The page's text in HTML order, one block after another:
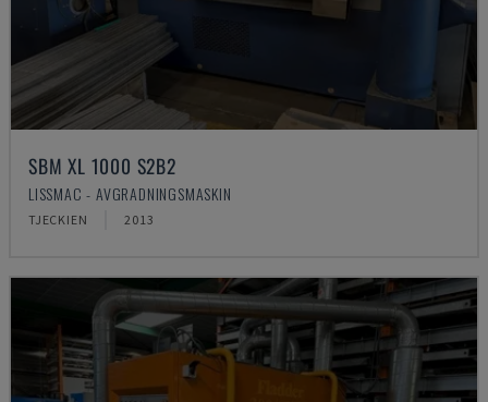
SBM XL 1000 S2B2
LISSMAC - AVGRADNINGSMASKIN
TJECKIEN 2013